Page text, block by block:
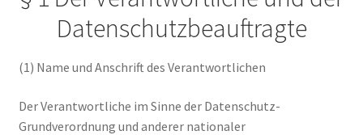
Datenschutzbeauftragte
(1) Name und Anschrift des Verantwortlichen
Der Verantwortliche im Sinne der Datenschutz-
Grundverordnung und anderer nationaler